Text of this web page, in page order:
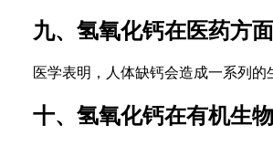
九、氢氧化钙在医药方
医学表明，人体缺钙会造成一系列
十、氢氧化钙在有机生